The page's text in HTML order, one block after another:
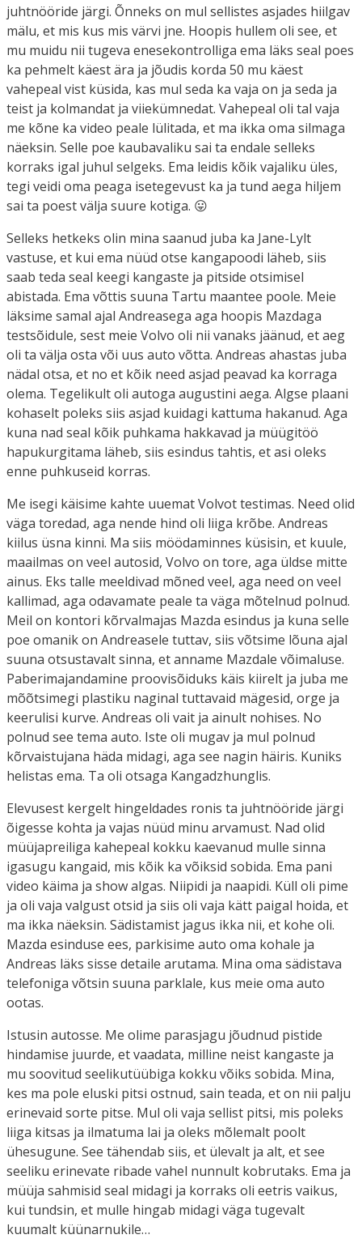
juhtnööride järgi. Õnneks on mul sellistes asjades hiilgav
mälu, et mis kus mis värvi jne. Hoopis hullem oli see, et
mu muidu nii tugeva enesekontrolliga ema läks seal poes
ka pehmelt käest ära ja jõudis korda 50 mu käest
vahepeal vist küsida, kas mul seda ka vaja on ja seda ja
teist ja kolmandat ja viiekümnedat. Vahepeal oli tal vaja
me kõne ka video peale lülitada, et ma ikka oma silmaga
näeksin. Selle poe kaubavaliku sai ta endale selleks
korraks igal juhul selgeks. Ema leidis kõik vajaliku üles,
tegi veidi oma peaga isetegevust ka ja tund aega hiljem
sai ta poest välja suure kotiga. 😛
Selleks hetkeks olin mina saanud juba ka Jane-Lylt
vastuse, et kui ema nüüd otse kangapoodi läheb, siis
saab teda seal keegi kangaste ja pitside otsimisel
abistada. Ema võttis suuna Tartu maantee poole. Meie
läksime samal ajal Andreasega aga hoopis Mazdaga
testsõidule, sest meie Volvo oli nii vanaks jäänud, et aeg
oli ta välja osta või uus auto võtta. Andreas ahastas juba
nädal otsa, et no et kõik need asjad peavad ka korraga
olema. Tegelikult oli autoga augustini aega. Algse plaani
kohaselt poleks siis asjad kuidagi kattuma hakanud. Aga
kuna nad seal kõik puhkama hakkavad ja müügitöö
hapukurgitama läheb, siis esindus tahtis, et asi oleks
enne puhkuseid korras.
Me isegi käisime kahte uuemat Volvot testimas. Need olid
väga toredad, aga nende hind oli liiga krõbe. Andreas
kiilus üsna kinni. Ma siis möödaminnes küsisin, et kuule,
maailmas on veel autosid, Volvo on tore, aga üldse mitte
ainus. Eks talle meeldivad mõned veel, aga need on veel
kallimad, aga odavamate peale ta väga mõtelnud polnud.
Meil on kontori kõrvalmajas Mazda esindus ja kuna selle
poe omanik on Andreasele tuttav, siis võtsime lõuna ajal
suuna otsustavalt sinna, et anname Mazdale võimaluse.
Paberimajandamine proovisõiduks käis kiirelt ja juba me
mõõtsimegi plastiku naginal tuttavaid mägesid, orge ja
keerulisi kurve. Andreas oli vait ja ainult nohises. No
polnud see tema auto. Iste oli mugav ja mul polnud
kõrvaistujana häda midagi, aga see nagin häiris. Kuniks
helistas ema. Ta oli otsaga Kangadzhunglis.
Elevusest kergelt hingeldades ronis ta juhtnööride järgi
õigesse kohta ja vajas nüüd minu arvamust. Nad olid
müüjapreiliga kahepeal kokku kaevanud mulle sinna
igasugu kangaid, mis kõik ka võiksid sobida. Ema pani
video käima ja show algas. Niipidi ja naapidi. Küll oli pime
ja oli vaja valgust otsid ja siis oli vaja kätt paigal hoida, et
ma ikka näeksin. Sädistamist jagus ikka nii, et kohe oli.
Mazda esinduse ees, parkisime auto oma kohale ja
Andreas läks sisse detaile arutama. Mina oma sädistava
telefoniga võtsin suuna parklale, kus meie oma auto
ootas.
Istusin autosse. Me olime parasjagu jõudnud pistide
hindamise juurde, et vaadata, milline neist kangaste ja
mu soovitud seelikutüübiga kokku võiks sobida. Mina,
kes ma pole eluski pitsi ostnud, sain teada, et on nii palju
erinevaid sorte pitse. Mul oli vaja sellist pitsi, mis poleks
liiga kitsas ja ilmatuma lai ja oleks mõlemalt poolt
ühesugune. See tähendab siis, et ülevalt ja alt, et see
seeliku erinevate ribade vahel nunnult kobrutaks. Ema ja
müüja sahmisid seal midagi ja korraks oli eetris vaikus,
kui tundsin, et mulle hingab midagi väga tugevalt
kuumalt küünarnukile…